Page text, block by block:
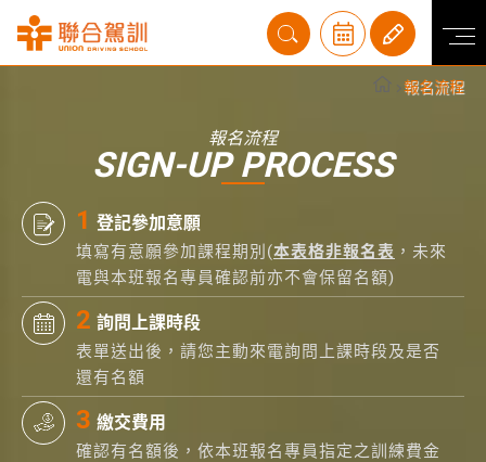
報名流程
報名流程
SIGN-UP PROCESS
登記參加意願
填寫有意願參加課程期別(本表格非報名表 ，未來
電與本班報名專員確認前亦不會保留名額)
詢問上課時段
表單送出後，請您主動來電詢問上課時段及是否
還有名額
繳交費用
確認有名額後，依本班報名專員指定之訓練費金